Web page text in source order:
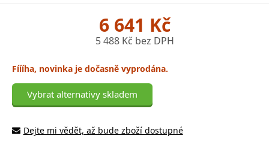
6 641 Kč
5 488 Kč bez DPH
Fíííha, novinka je dočasně vyprodána.
Vybrat alternativy skladem
Dejte mi vědět, až bude zboží dostupné